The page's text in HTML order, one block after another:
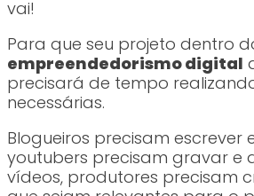
vai!
Para que seu projeto dentro
empreendedorismo digital
precisará de tempo
necessárias.
Blogueiros precisam escrever
youtubers precisam gravar e
vídeos, produtores precisam